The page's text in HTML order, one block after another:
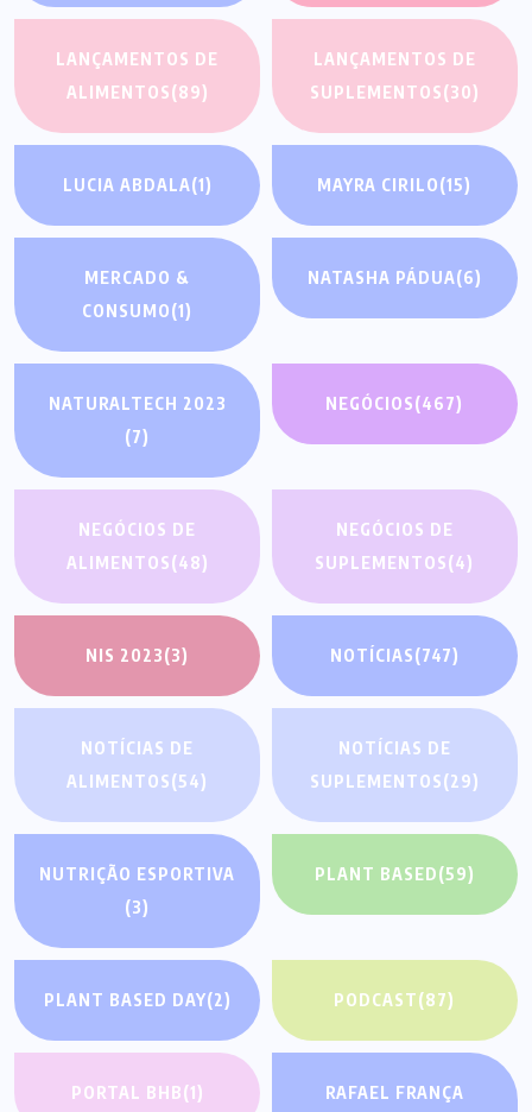
LANÇAMENTOS DE
ALIMENTOS(89)
LANÇAMENTOS DE
SUPLEMENTOS(30)
LUCIA ABDALA(1) MAYRA CIRILO(15)
MERCADO &
CONSUMO(1)
NATASHA PÁDUA(6)
NATURALTECH 2023
(7)
NEGÓCIOS(467)
NEGÓCIOS DE
ALIMENTOS(48)
NEGÓCIOS DE
SUPLEMENTOS(4)
NIS 2023(3) NOTÍCIAS(747)
NOTÍCIAS DE
ALIMENTOS(54)
NOTÍCIAS DE
SUPLEMENTOS(29)
NUTRIÇÃO ESPORTIVA
(3)
PLANT BASED(59)
PLANT BASED DAY(2) PODCAST(87)
PORTAL BHB(1)
RAFAEL FRANÇA